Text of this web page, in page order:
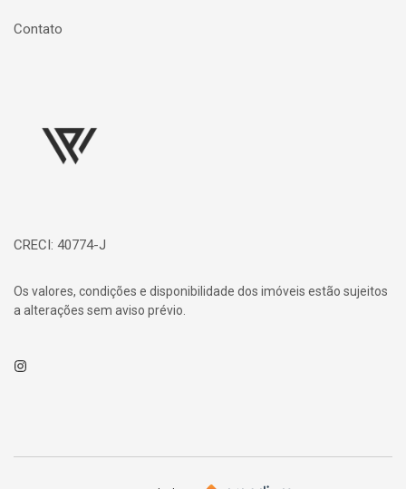
Contato
CRECI: 40774-J
Os valores, condições e disponibilidade dos imóveis estão sujeitos
a alterações sem aviso prévio.
Instagram